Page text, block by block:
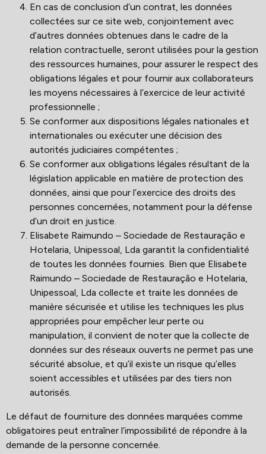
En cas de conclusion d’un contrat, les données
collectées sur ce site web, conjointement avec
d’autres données obtenues dans le cadre de la
relation contractuelle, seront utilisées pour la gestion
des ressources humaines, pour assurer le respect des
obligations légales et pour fournir aux collaborateurs
les moyens nécessaires à l’exercice de leur activité
professionnelle ;
Se conformer aux dispositions légales nationales et
internationales ou exécuter une décision des
autorités judiciaires compétentes ;
Se conformer aux obligations légales résultant de la
législation applicable en matière de protection des
données, ainsi que pour l’exercice des droits des
personnes concernées, notamment pour la défense
d’un droit en justice.
Elisabete Raimundo – Sociedade de Restauração e
Hotelaria, Unipessoal, Lda garantit la confidentialité
de toutes les données fournies. Bien que Elisabete
Raimundo – Sociedade de Restauração e Hotelaria,
Unipessoal, Lda collecte et traite les données de
manière sécurisée et utilise les techniques les plus
appropriées pour empêcher leur perte ou
manipulation, il convient de noter que la collecte de
données sur des réseaux ouverts ne permet pas une
sécurité absolue, et qu’il existe un risque qu’elles
soient accessibles et utilisées par des tiers non
autorisés.
Le défaut de fourniture des données marquées comme
obligatoires peut entraîner l’impossibilité de répondre à la
demande de la personne concernée.